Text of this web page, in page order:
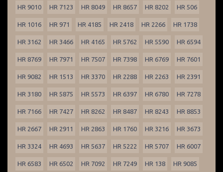
HR 9010 HR 7123 HR 8049 HR 8657 HR 8202 HR 506
HR 1016 HR 971 HR 4185 HR 2418 HR 2266 HR 1738
HR 3162 HR 3466 HR 4165 HR 5762 HR 5590 HR 6594
HR 8769 HR 7971 HR 7507 HR 7398 HR 6769 HR 7601
HR 9082 HR 1513 HR 3370 HR 2288 HR 2263 HR 2391
HR 3180 HR 5875 HR 5573 HR 6397 HR 6780 HR 7278
HR 7166 HR 7427 HR 8262 HR 8487 HR 8243 HR 8853
HR 2667 HR 2911 HR 2863 HR 1760 HR 3216 HR 3673
HR 3324 HR 4693 HR 5637 HR 5222 HR 5707 HR 6007
HR 6583 HR 6502 HR 7092 HR 7249 HR 138 HR 9085